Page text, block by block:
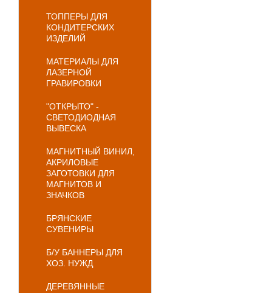
ТОППЕРЫ ДЛЯ
КОНДИТЕРСКИХ
ИЗДЕЛИЙ
МАТЕРИАЛЫ ДЛЯ
ЛАЗЕРНОЙ
ГРАВИРОВКИ
"ОТКРЫТО" -
СВЕТОДИОДНАЯ
ВЫВЕСКА
МАГНИТНЫЙ ВИНИЛ,
АКРИЛОВЫЕ
ЗАГОТОВКИ ДЛЯ
МАГНИТОВ И
ЗНАЧКОВ
БРЯНСКИЕ
СУВЕНИРЫ
Б/У БАННЕРЫ ДЛЯ
ХОЗ. НУЖД
ДЕРЕВЯННЫЕ